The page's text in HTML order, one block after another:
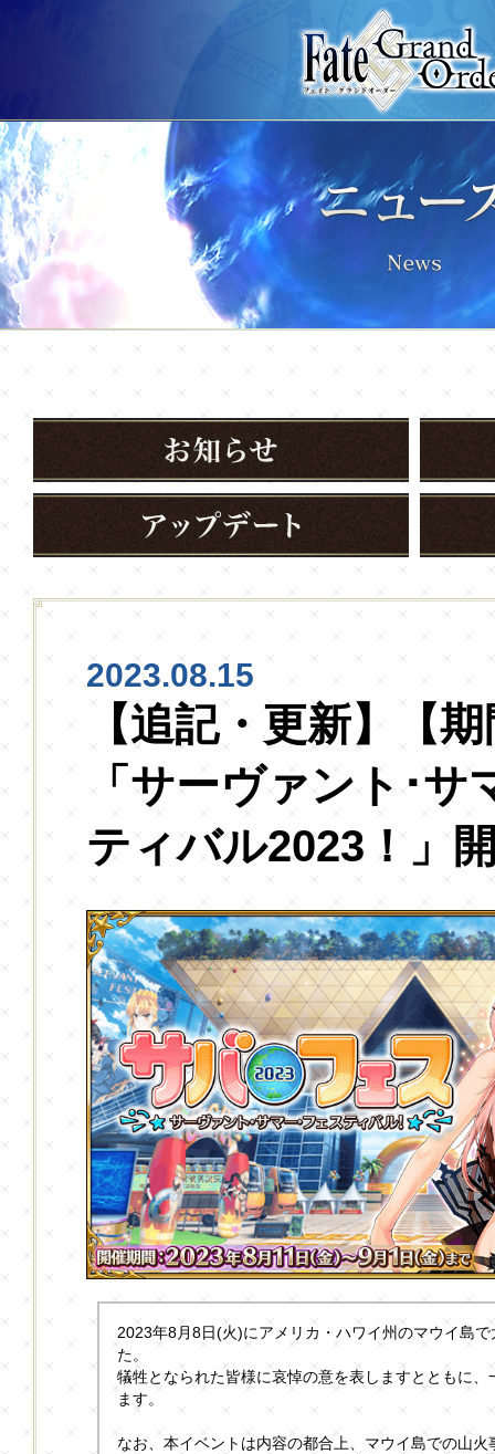
2023.08.15
【追記・更新】【
「サーヴァント･サ
ティバル2023！」
2023年8月8日(火)にアメリカ・ハワイ州のマウイ島
た。
犠牲となられた皆様に哀悼の意を表しますとともに
ます。
なお、本イベントは内容の都合上、マウイ島での山